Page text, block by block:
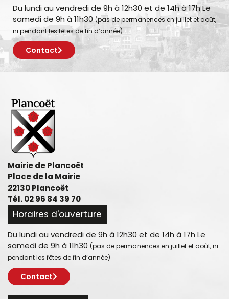
Du lundi au vendredi de 9h à 12h30 et de 14h à 17h Le
samedi de 9h à 11h30 (pas de permanences en juillet et août,
ni pendant les fêtes de fin d’année)
Contact
Mairie de Plancoët
Place de la Mairie
22130 Plancoët
Tél. 02 96 84 39 70
Horaires d'ouverture
Du lundi au vendredi de 9h à 12h30 et de 14h à 17h Le
samedi de 9h à 11h30 (pas de permanences en juillet et août, ni
pendant les fêtes de fin d’année)
Contact